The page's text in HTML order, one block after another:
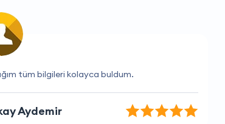
her zaman nazik ve yardımsever.
Karadeniz